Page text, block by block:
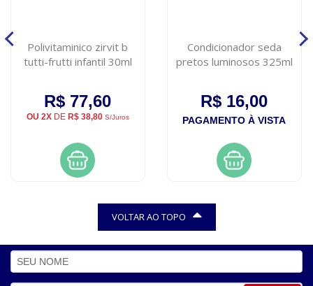
Polivitaminico zirvit b
tutti-frutti infantil 30ml
R$ 77,60
OU 2XDE R$ 38,80S/Juros
Condicionador seda
pretos luminosos 325ml
R$ 16,00
PAGAMENTO À VISTA
VOLTAR AO TOPO